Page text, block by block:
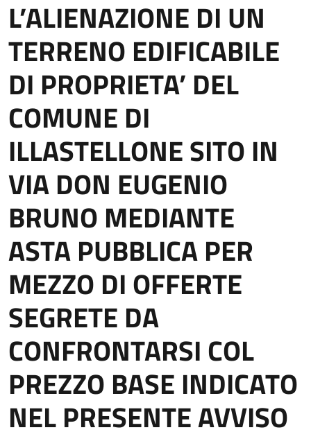
L’ALIENAZIONE DI UN
TERRENO EDIFICABILE
DI PROPRIETA’ DEL
COMUNE DI
ILLASTELLONE SITO IN
VIA DON EUGENIO
BRUNO MEDIANTE
ASTA PUBBLICA PER
MEZZO DI OFFERTE
SEGRETE DA
CONFRONTARSI COL
PREZZO BASE INDICATO
NEL PRESENTE AVVISO